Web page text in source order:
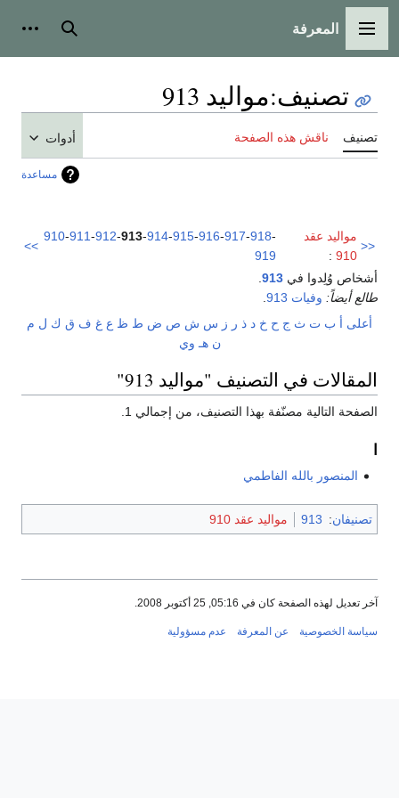
القائمة الرئيسية
المعرفة بحث
تصنيف:مواليد 913
تصنيف ناقش هذه الصفحة أدوات
مساعدة
<<
مواليد عقد
910
:
910-911-912-913-914-915-916-917-918-
919
>>
أشخاص وُلِدوا في 913
طالع أيضاً: وفيات 913
أعلى أ ب ت ث ج ح خ د ذ ر ز س ش ص ض ط ظ ع غ ف ق ك ل م
ن هـ وي
المقالات في التصنيف "مواليد 913"
الصفحة التالية مصنّفة بهذا التصنيف، من إجمالي 1.
المنصور بالله الفاطمي
تصنيفان:
913 مواليد عقد 910
آخر تعديل لهذه الصفحة كان في 05:16, 25 أكتوبر 2008.
سياسة الخصوصية عن المعرفة عدم مسؤولية